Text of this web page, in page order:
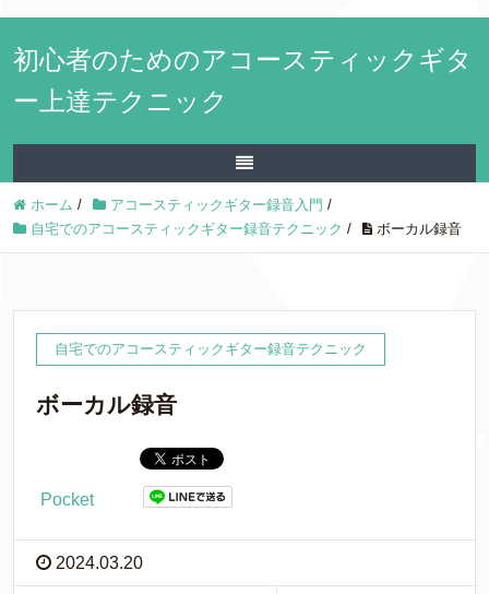
初心者のためのアコースティックギタ
ー上達テクニック
ホーム / アコースティックギター録音入門 /
自宅でのアコースティックギター録音テクニック / ボーカル録音
自宅でのアコースティックギター録音テクニック
ボーカル録音
Pocket
2024.03.20